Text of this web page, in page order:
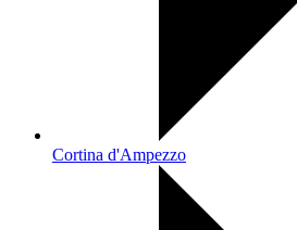
Cortina d'Ampezzo